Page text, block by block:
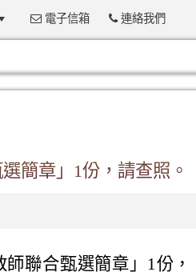
電子信箱 連絡我們
簡章」1份，請查照。
聯合甄選簡章」1份，